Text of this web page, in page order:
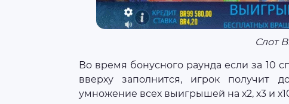
Слот
Во время бонусного раунда если за 10
вверху заполнится, игрок получит
умножение всех выигрышей на х2, х3 и